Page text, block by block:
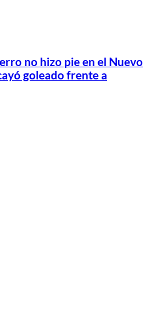
no hizo pie en el Nuevo
goleado frente a